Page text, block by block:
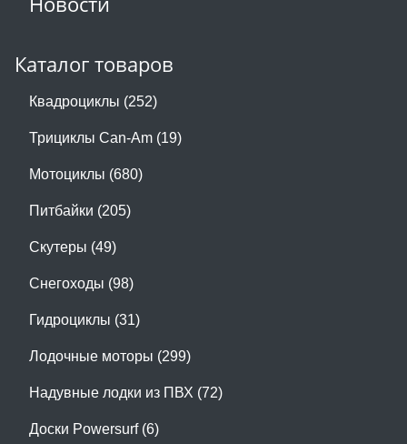
Каталог товаров
Квадроциклы (252)
Трициклы Can-Am (19)
Мотоциклы (680)
Питбайки (205)
Скутеры (49)
Снегоходы (98)
Гидроциклы (31)
Лодочные моторы (299)
Надувные лодки из ПВХ (72)
Доски Powersurf (6)